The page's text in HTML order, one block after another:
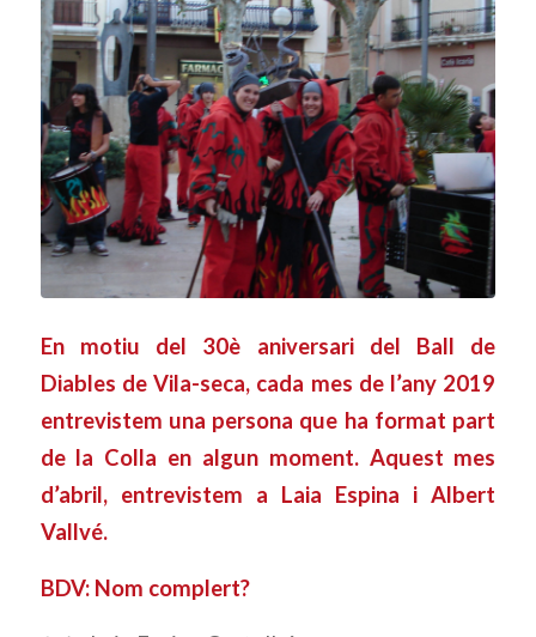
En motiu del 30è aniversari del Ball de
Diables de Vila-seca, cada mes de l’any 2019
entrevistem una persona que ha format part
de la Colla en algun moment. Aquest mes
d’abril, entrevistem a Laia Espina i Albert
Vallvé.
BDV: Nom complert?